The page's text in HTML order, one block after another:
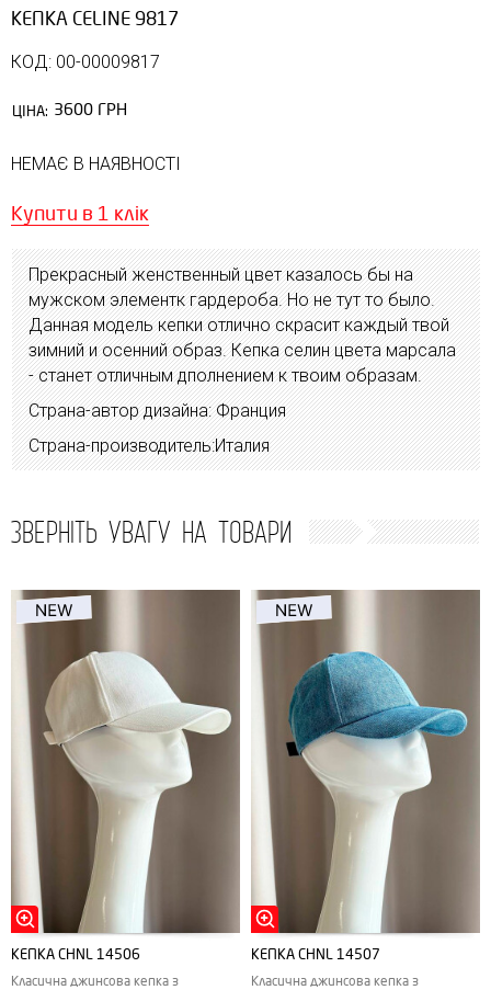
КЕПКА CЕLINE 9817
КОД: 00-00009817
ЦІНА: 3600 ГРН
НЕМАЄ В НАЯВНОСТІ
Купити в 1 клік
Прекрасный женственный цвет казалось бы на
мужском элементк гардероба. Но не тут то было.
Данная модель кепки отлично скрасит каждый твой
зимний и осенний образ. Кепка селин цвета марсала
- станет отличным дполнением к твоим образам.
Страна-автор дизайна: Франция
Страна-производитель:Италия
ЗВЕРНІТЬ УВАГУ НА ТОВАРИ
КЕПКА CHNL 14506
Класична джинсова кепка з
КЕПКА CHNL 14507
Класична джинсова кепка з